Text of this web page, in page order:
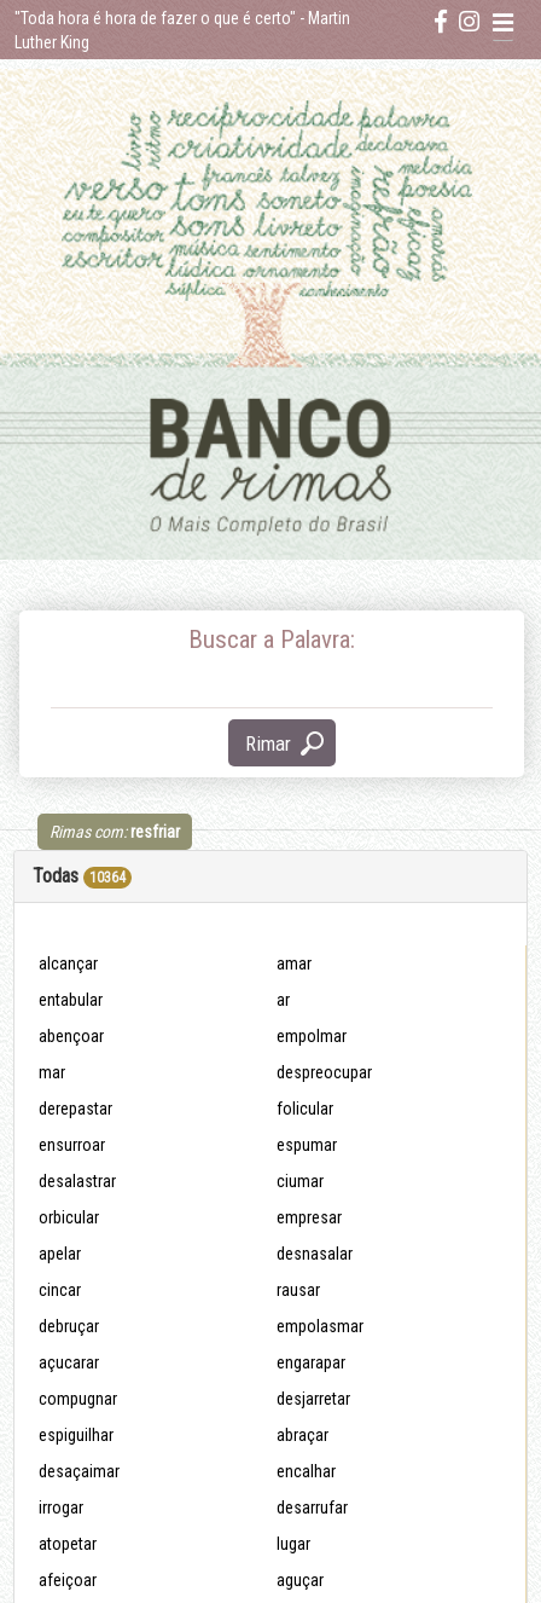
Skip
content
"Toda hora é hora de fazer o que é certo" - Martin
Luther King
Buscar a Palavra:
Rimar
Rimas com:resfriar
Todas 10364
alcançar
amar
entabular
ar
abençoar
empolmar
mar
despreocupar
derepastar
folicular
ensurroar
espumar
desalastrar
ciumar
orbicular
empresar
apelar
desnasalar
cincar
rausar
debruçar
empolasmar
açucarar
engarapar
compugnar
desjarretar
espiguilhar
abraçar
desaçaimar
encalhar
irrogar
desarrufar
atopetar
lugar
afeiçoar
aguçar